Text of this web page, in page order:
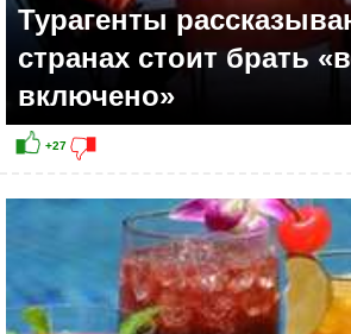
Турагенты
странах стоит брать
включено»